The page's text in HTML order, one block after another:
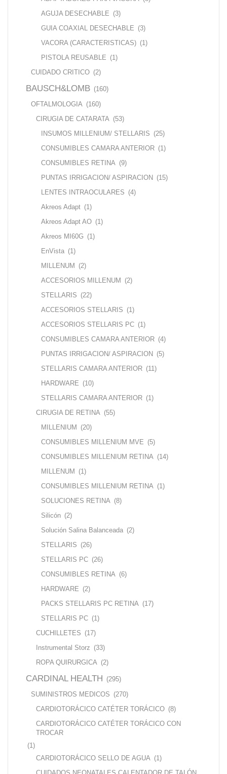
AGUJA DESECHABLE (3)
GUIA COAXIAL DESECHABLE (3)
VACORA (CARACTERISTICAS) (1)
PISTOLA REUSABLE (1)
CUIDADO CRITICO (2)
BAUSCH&LOMB (160)
OFTALMOLOGIA (160)
CIRUGIA DE CATARATA (53)
INSUMOS MILLENIUM/ STELLARIS (25)
CONSUMIBLES CAMARA ANTERIOR (1)
CONSUMIBLES RETINA (9)
PUNTAS IRRIGACION/ ASPIRACION (15)
LENTES INTRAOCULARES (4)
Akreos Adapt (1)
Akreos Adapt AO (1)
Akreos MI60G (1)
EnVista (1)
MILLENUM (2)
ACCESORIOS MILLENUM (2)
STELLARIS (22)
ACCESORIOS STELLARIS (1)
ACCESORIOS STELLARIS PC (1)
CONSUMIBLES CAMARA ANTERIOR (4)
PUNTAS IRRIGACION/ ASPIRACION (5)
STELLARIS CAMARA ANTERIOR (11)
HARDWARE (10)
STELLARIS CAMARA ANTERIOR (1)
CIRUGIA DE RETINA (55)
MILLENIUM (20)
CONSUMIBLES MILLENIUM MVE (5)
CONSUMIBLES MILLENIUM RETINA (14)
MILLENUM (1)
CONSUMIBLES MILLENIUM RETINA (1)
SOLUCIONES RETINA (8)
Silicón (2)
Solución Salina Balanceada (2)
STELLARIS (26)
STELLARIS PC (26)
CONSUMIBLES RETINA (6)
HARDWARE (2)
PACKS STELLARIS PC RETINA (17)
STELLARIS PC (1)
CUCHILLETES (17)
Instrumental Storz (33)
ROPA QUIRURGICA (2)
CARDINAL HEALTH (295)
SUMINISTROS MEDICOS (270)
CARDIOTORÁCICO CATÉTER TORÁCICO (8)
CARDIOTORÁCICO CATÉTER TORÁCICO CON
TROCAR
(1)
CARDIOTORÁCICO SELLO DE AGUA (1)